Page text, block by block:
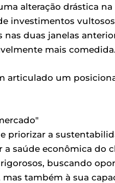
alteração drástica
investimentos
duas janelas
mais comedida.
articulado um
priorizar a
saúde econômica do
buscando
também à sua